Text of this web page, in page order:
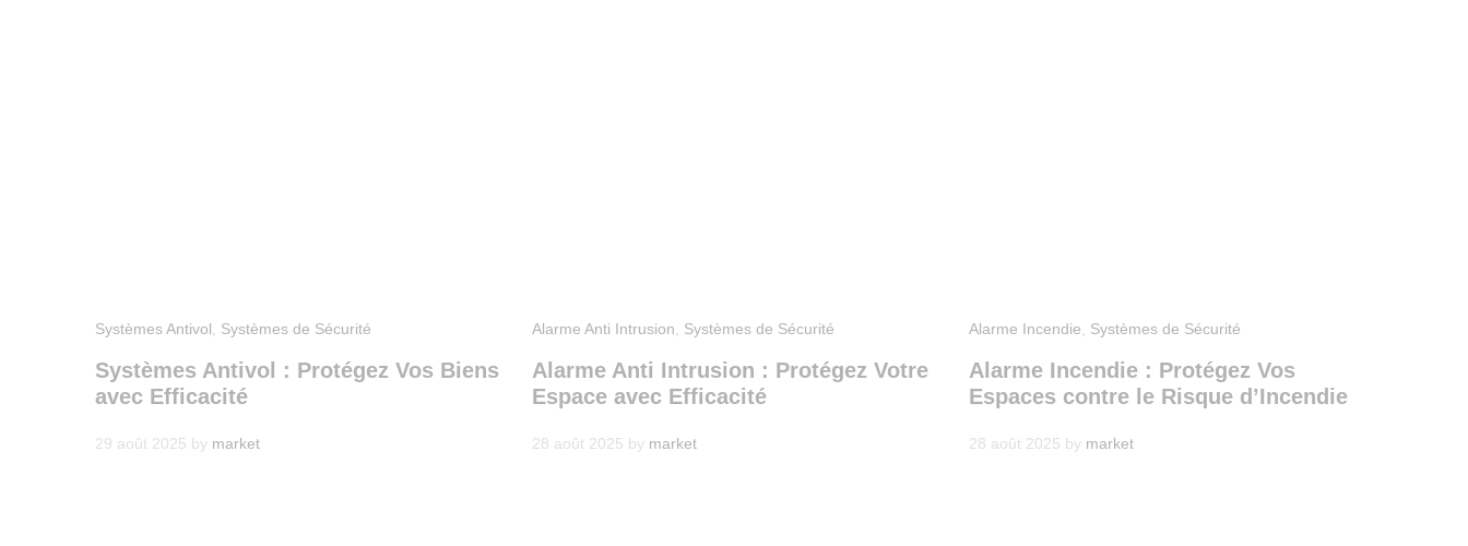
Systèmes Antivol, Systèmes de Sécurité
Systèmes Antivol : Protégez Vos Biens
avec Efficacité
29 août 2025 by market
Alarme Anti Intrusion, Systèmes de Sécurité
Alarme Anti Intrusion : Protégez Votre
Espace avec Efficacité
28 août 2025 by market
Alarme Incendie, Systèmes de Sécurité
Alarme Incendie : Protégez Vos
Espaces contre le Risque d’Incendie
28 août 2025 by market